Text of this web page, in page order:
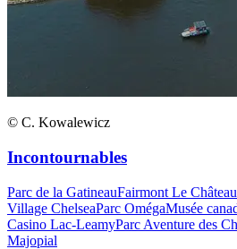
© C. Kowalewicz
Incontournables
Parc de la GatineauFairmont Le
Village ChelseaParc OmégaMusée
Casino Lac-LeamyParc Aventure des
Majopial